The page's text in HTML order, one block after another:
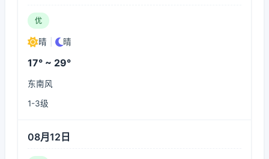
优
晴 晴
17° ~ 29°
东南风
1-3级
08月12日